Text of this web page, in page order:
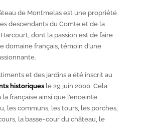
de Montmelas est une propriété
descendants du Comte et de la
dont la passion est de faire
domaine français, témoin d’une
et des jardins a été inscrit au
historiquesle 29 juin 2000. Cela
française ainsi que l’enceinte
les communs, les tours, les porches,
la basse-cour du château, le